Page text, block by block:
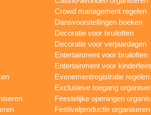
Crowd management regelen
Dansvoorstellingen boeken
Decoratie voor bruiloften
Decoratie voor verjaardagen
Entertainment voor bruiloften
Entertainment voor
Evenementregistratie regelen
Exclusieve toegang
Feestelijke openingen
Festivalproductie organiseren